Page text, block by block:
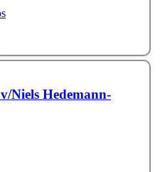
Niels Hedemann-